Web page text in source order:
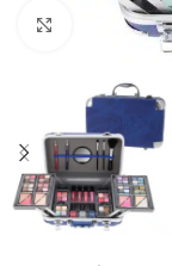
Click to